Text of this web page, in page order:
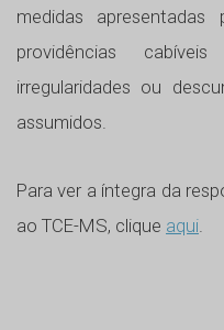
medidas
providências
irregularidades ou
assumidos.
Para ver a íntegra da
ao TCE-MS, clique aqui.